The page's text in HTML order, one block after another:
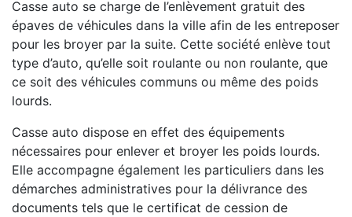
Casse auto se charge de l’enlèvement gratuit des
épaves de véhicules dans la ville afin de les entreposer
pour les broyer par la suite. Cette société enlève tout
type d’auto, qu’elle soit roulante ou non roulante, que
ce soit des véhicules communs ou même des poids
lourds.
Casse auto dispose en effet des équipements
nécessaires pour enlever et broyer les poids lourds.
Elle accompagne également les particuliers dans les
démarches administratives pour la délivrance des
documents tels que le certificat de cession de